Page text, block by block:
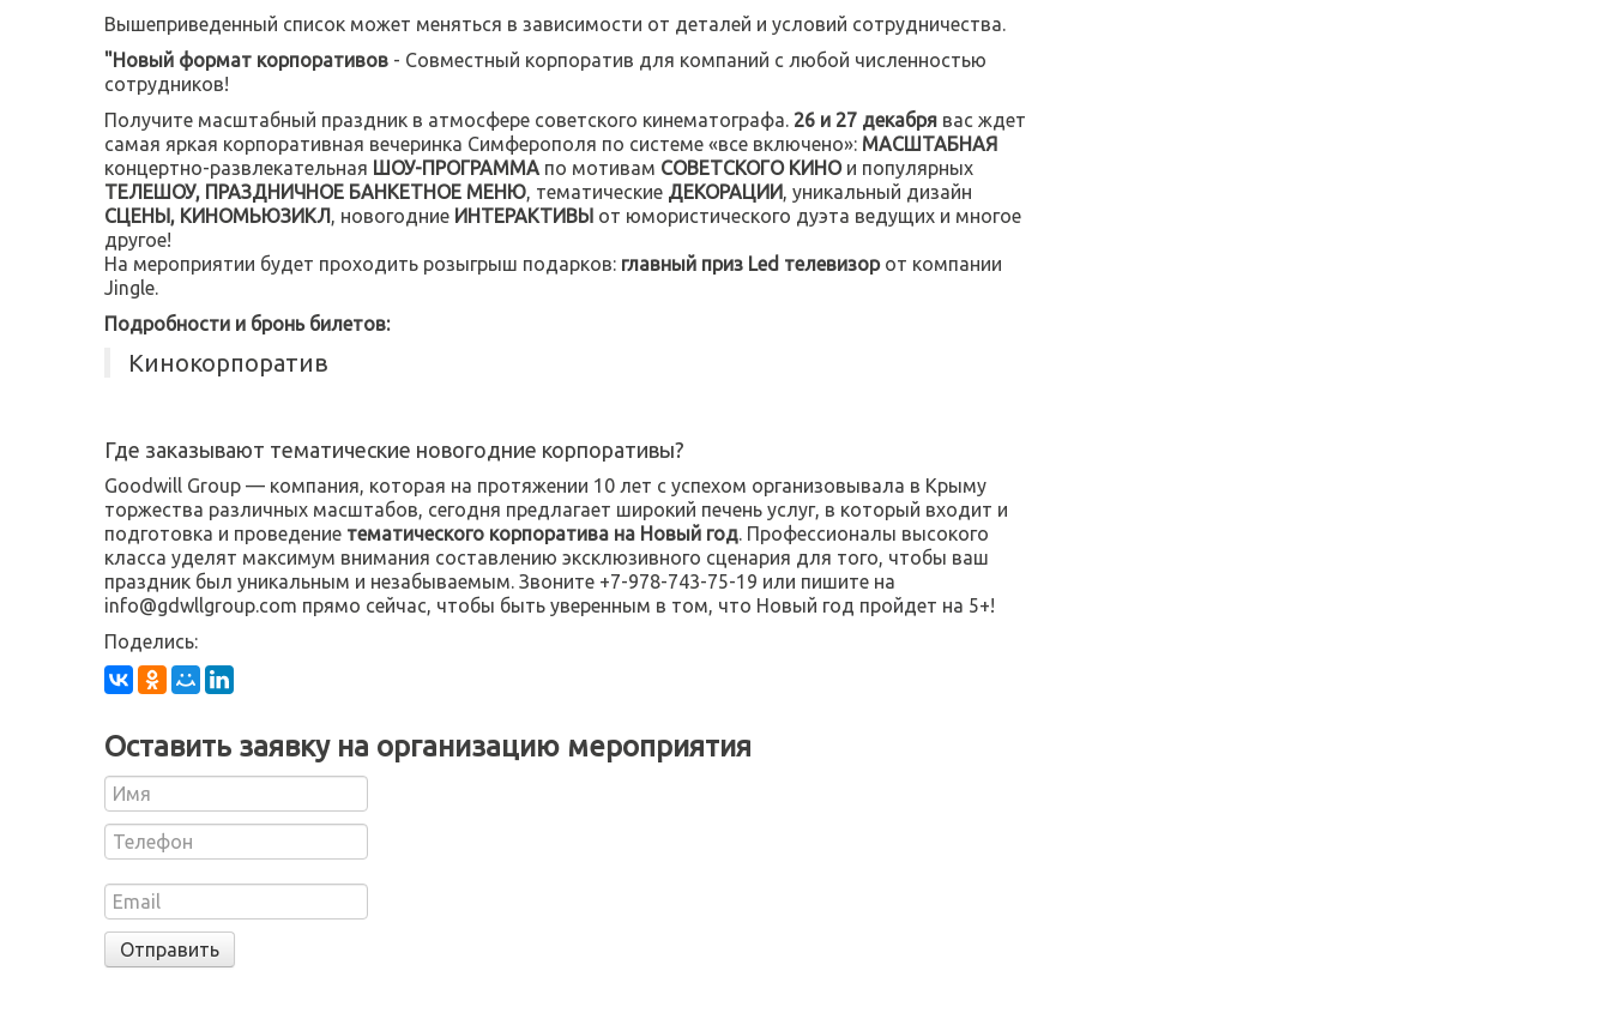
Вышеприведенный список может меняться в зависимости от деталей и условий сотрудничества.
"Новый формат корпоративов - Совместный корпоратив для компаний с любой численностью
сотрудников!
Получите масштабный праздник в атмосфере советского кинематографа. 26 и 27 декабря вас ждет
самая яркая корпоративная вечеринка Симферополя по системе «все включено»: МАСШТАБНАЯ
концертно-развлекательная ШОУ-ПРОГРАММА по мотивам СОВЕТСКОГО КИНОи популярных
ТЕЛЕШОУ, ПРАЗДНИЧНОЕ БАНКЕТНОЕ МЕНЮ, тематические ДЕКОРАЦИИ, уникальный дизайн
СЦЕНЫ, КИНОМЬЮЗИКЛ, новогодние ИНТЕРАКТИВЫ от юмористического дуэта ведущих и многое
другое!
На мероприятии будет проходить розыгрыш подарков: главный приз Led телевизорот компании
Jingle.
Подробности и бронь билетов:
Кинокорпоратив
Где заказывают тематические новогодние корпоративы?
Goodwill Group — компания, которая на протяжении 10 лет с успехом организовывала в Крыму
торжества различных масштабов, сегодня предлагает широкий печень услуг, в который входит и
подготовка и проведение тематического корпоратива на Новый год. Профессионалы высокого
класса уделят максимум внимания составлению эксклюзивного сценария для того, чтобы ваш
праздник был уникальным и незабываемым. Звоните +7-978-743-75-19 или пишите на
info@gdwllgroup.com прямо сейчас, чтобы быть уверенным в том, что Новый год пройдет на 5+!
Поделись:
Оставить заявку на организацию мероприятия